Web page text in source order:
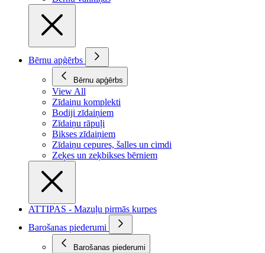
Bērnu apģērbs
Bērnu apģērbs
View All
Zīdaiņu komplekti
Bodiji zīdaiņiem
Zīdaiņu rāpuļi
Bikses zīdaiņiem
Zīdaiņu cepures, šalles un cimdi
Zeķes un zeķbikses bērniem
ATTIPAS - Mazuļu pirmās kurpes
Barošanas piederumi
Barošanas piederumi